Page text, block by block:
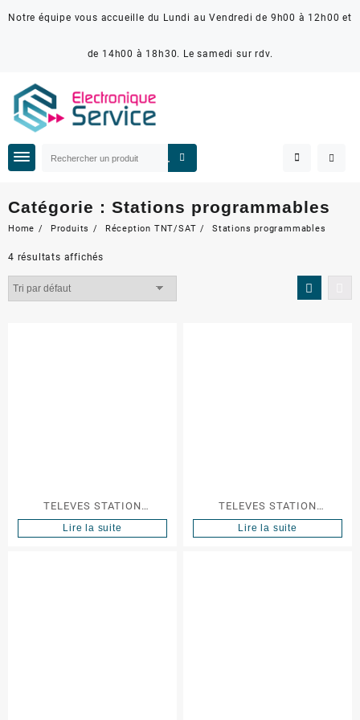
Notre équipe vous accueille du Lundi au Vendredi de 9h00 à 12h00 et
de 14h00 à 18h30. Le samedi sur rdv.
Catégorie : Stations programmables
Home Produits Réception TNT/SAT Stations programmables
4 résultats affichés
TELEVES STATION
PROGRAMMABLE AVANT X
Lire la suite
TELEVES STATION
PROGRAMMABLE AVANT X
Lire la suite